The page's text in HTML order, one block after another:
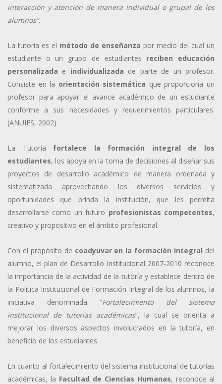
interacción y atención de manera individual o grupal de los
alumnos”.
La tutoría es el método de enseñanza por medio del cual un
estudiante o un grupo de estudiantes reciben educación
personalizada e individualizada de parte de un profesor.
Consiste en la orientación sistemática que proporciona un
profesor para apoyar el avance académico de un estudiante
conforme a sus necesidades y requerimientos particulares.
(ANUIES, 2002)
La Tutoría fortalece la formación integral de los
estudiantes, los apoya en la toma de decisiones al diseñar sus
proyectos de desarrollo académico de manera ordenada y
sistematizada aprovechando los diversos servicios y
oportunidades que brinda la institución, que les permita
desarrollarse como un futuro profesionistas competentes,
creativo y propositivo en el ámbito profesional.
Con el propósito de coadyuvar en la formación integral del
alumno, el plan de Desarrollo Institucional 2007-2010 reconoce
la importancia de la actividad de la tutoría y establece dentro de
la Política Institucional de Formación Integral de los alumnos, la
iniciativa denominada “Fortalecimiento del sistema
institucional de tutorías académicas”, la cual se orienta a
mejorar los diversos aspectos involucrados en la tutoría, en
beneficio de los estudiantes.
En cuanto al fortalecimiento del sistema institucional de tutorías
académicas, la Facultad de Ciencias Humanas, reconoce al